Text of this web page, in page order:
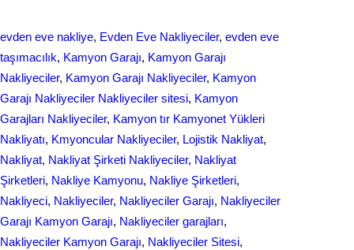
o
o
k
d
I
n
r
e
evden eve nakliye, Evden Eve Nakliyeciler, evden eve
taşımacılık, Kamyon Garajı, Kamyon Garajı
Nakliyeciler, Kamyon Garajı Nakliyeciler, Kamyon
Garajı Nakliyeciler Nakliyeciler sitesi, Kamyon
Garajları Nakliyeciler, Kamyon tır Kamyonet Yükleri
Nakliyatı, Kmyoncular Nakliyeciler, Lojistik Nakliyat
Nakliyat, Nakliyat Şirketi Nakliyeciler, Nakliyat
Şirketleri, Nakliye Kamyonu, Nakliye Şirketleri
Nakliyeci, Nakliyeciler, Nakliyeciler Garajı, Nakliyeciler
Garajı Kamyon Garajı, Nakliyeciler garajları
Nakliyeciler Kamyon Garajı, Nakliyeciler Sitesi